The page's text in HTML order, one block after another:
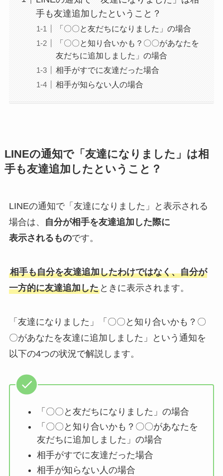
手も友達追加したということ？
「〇〇と友だちになりました」の場合
「〇〇と知り合いかも？〇〇があなたを
友だちに追加しました」の場合
相手がすでに友達だった場合
相手が知らない人の場合
LINEの通知で「友達になりました」は相
手も友達追加したということ？
LINEの通知で「友達になりました」と表示される
場合は、
自分が相手を友達追加した際に
表示されるものです。
相手も自分を友達追加したわけではなく、自分が
一方的に友達追加したときに表示されます。
「友達になりました」「〇〇と知り合いかも？〇
〇があなたを友達に追加しました」という通知を
以下の4つの状況で解説します。
「〇〇と友だちになりました」の場合
「〇〇と知り合いかも？〇〇があなたを
友だちに追加しました」の場合
相手がすでに友達だった場合
相手が知らない人の場合